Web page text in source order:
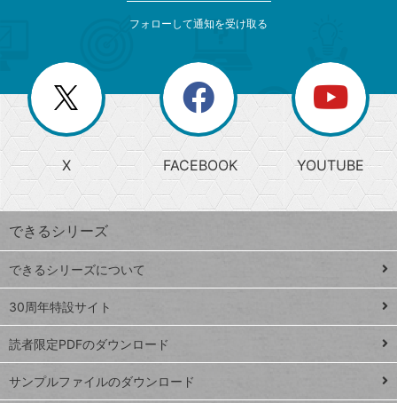
じ
る
search
検
索
上
昇
ワ
ー
ド
Google
スプレ
ッドシ
ート
iPhone
VLOOKUP
閉
じ
る
ー
か
ら
探
す
ト
ッ
プ
ペ
ジ
フォローして通知を受け取る
X FACEBOOK YOUTUBE
できるシリーズ
できるシリーズについて
30周年特設サイト
読者限定PDFのダウンロード
サンプルファイルのダウンロード